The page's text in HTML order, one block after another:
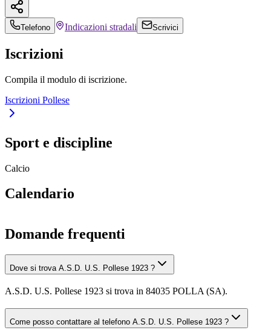
Telefono Indicazioni stradali Scrivici
Iscrizioni
Compila il modulo di iscrizione.
Iscrizioni Pollese
Sport e discipline
Calcio
Calendario
Domande frequenti
Dove si trova A.S.D. U.S. Pollese 1923 ?
A.S.D. U.S. Pollese 1923 si trova in 84035 POLLA (SA).
Come posso contattare al telefono A.S.D. U.S. Pollese 1923 ?